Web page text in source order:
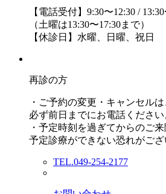
【電話受付】9:30〜12:30 /
（土曜は13:30〜17:30まで）
【休診日】水曜、日曜、祝日
再診の方
・ご予約の変更・キャンセルは
必ず前日までにお電話ください
・予定時刻を過ぎてからのご来
予定診療ができない恐れがござ
TEL.049-254-2177